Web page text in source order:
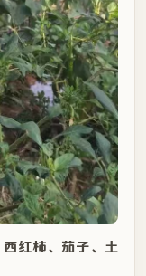
红柿、茄子、土